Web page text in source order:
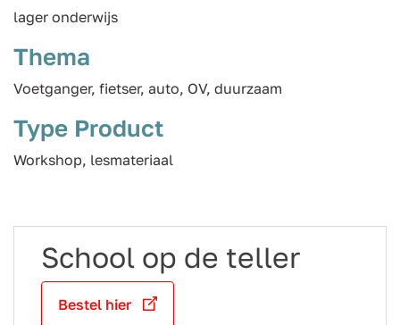
lager onderwijs
Thema
Voetganger, fietser, auto, OV, duurzaam
Type Product
Workshop, lesmateriaal
School op de teller
Bestel hier